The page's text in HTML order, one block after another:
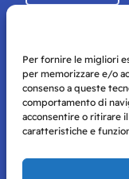
Per fornire le migliori
per memorizzare e/o
consenso a queste
comportamento di
acconsentire o ritirare
caratteristiche e
Storie di Napoli è